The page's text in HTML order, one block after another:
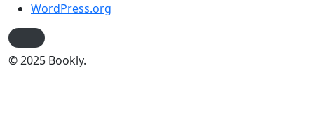
WordPress.org
© 2025 Bookly.